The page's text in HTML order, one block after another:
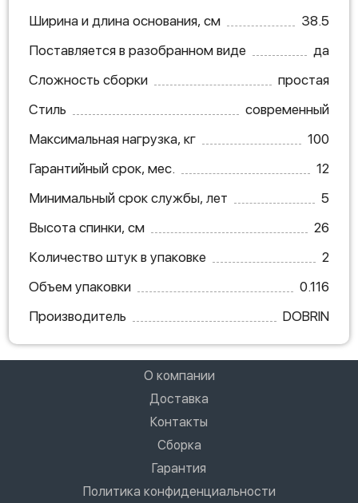
Ширина и длина основания, см
38.5
Поставляется в разобранном виде
да
Сложность сборки
простая
Стиль
современный
Максимальная нагрузка, кг
100
Гарантийный срок, мес.
12
Минимальный срок службы, лет
5
Высота спинки, см
26
Количество штук в упаковке
2
Объем упаковки
0.116
Производитель
DOBRIN
О компании
Доставка
Контакты
Сборка
Гарантия
Политика конфиденциальности